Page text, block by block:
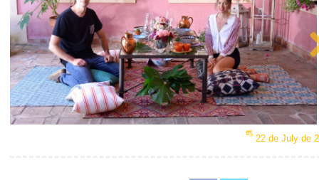
22 de July de